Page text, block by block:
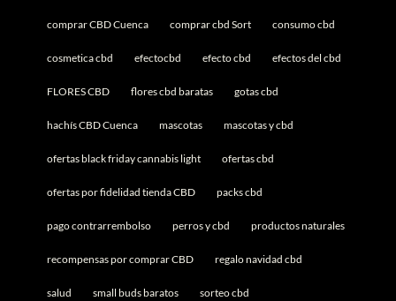
comprar CBD Cuenca comprar cbd Sort consumo cbd
cosmetica cbd efectocbd efecto cbd efectos del cbd
FLORES CBD flores cbd baratas gotas cbd
hachís CBD Cuenca mascotas mascotas y cbd
ofertas black friday cannabis light ofertas cbd
ofertas por fidelidad tienda CBD packs cbd
pago contrarrembolso perros y cbd productos naturales
recompensas por comprar CBD regalo navidad cbd
salud small buds baratos sorteo cbd